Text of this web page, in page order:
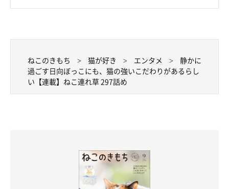
ねこのきもち 猫が好き エンタメ
静かに
過ごす日向ぼっこにも、猫の強いこだわりがあるらし
い【連載】ねこ連れ草 297話め